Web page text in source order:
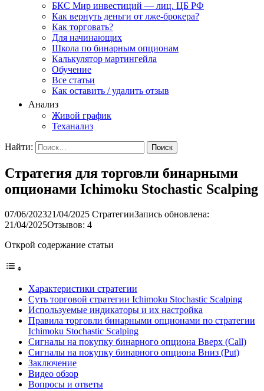
БКС Мир инвестиций — лиц. ЦБ РФ
Как вернуть деньги от лже-брокера?
Как торговать?
Для начинающих
Школа по бинарным опционам
Калькулятор мартингейла
Обучение
Все статьи
Как оставить / удалить отзыв
Анализ
Живой график
Теханализ
Найти:
Стратегия для торговли бинарными
опционами Ichimoku Stochastic Scalping
07/06/202321/04/2025 СтратегииЗапись обновлена:
21/04/2025Отзывов: 4
Открой содержание статьи
Характеристики стратегии
Суть торговой стратегии Ichimoku Stochastic Scalping
Используемые индикаторы и их настройка
Правила торговли бинарными опционами по стратегии
Ichimoku Stochastic Scalping
Сигналы на покупку бинарного опциона Вверх (Call)
Сигналы на покупку бинарного опциона Вниз (Put)
Заключение
Видео обзор
Вопросы и ответы